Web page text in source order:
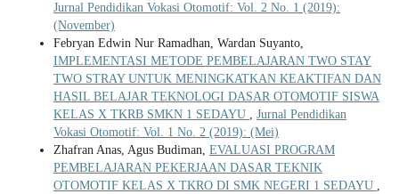
Jurnal Pendidikan Vokasi Otomotif: Vol. 2 No. 1 (2019):
(November)
Febryan Edwin Nur Ramadhan, Wardan Suyanto,
IMPLEMENTASI METODE PEMBELAJARAN TWO STAY
TWO STRAY UNTUK MENINGKATKAN KEAKTIFAN DAN
HASIL BELAJAR TEKNOLOGI DASAR OTOMOTIF SISWA
KELAS X TKRB SMKN 1 SEDAYU , Jurnal Pendidikan
Vokasi Otomotif: Vol. 1 No. 2 (2019): (Mei)
Zhafran Anas, Agus Budiman, EVALUASI PROGRAM
PEMBELAJARAN PEKERJAAN DASAR TEKNIK
OTOMOTIF KELAS X TKRO DI SMK NEGERI 1 SEDAYU ,